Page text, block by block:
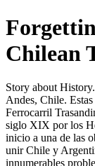
Chilean
Story about
Andes, Chile.
Ferrocarril
siglo XIX por los
inicio a una de las
unir Chile y
innumerables